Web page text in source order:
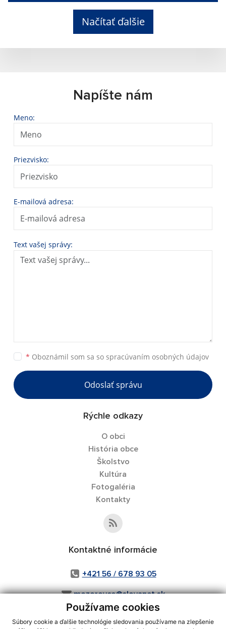
Používame cookies
Súbory cookie a ďalšie technológie sledovania používame na zlepšenie
Načítať ďalšie
Napíšte nám
Meno:
Priezvisko:
E-mailová adresa:
Text vašej správy:
* Oboznámil som sa so spracúvaním osobných údajov
Odoslať správu
Rýchle odkazy
O obci
História obce
Školstvo
Kultúra
Fotogaléria
Kontakty
Kontaktné informácie
+421 56 / 678 93 05
mozorovce@slovanet.sk